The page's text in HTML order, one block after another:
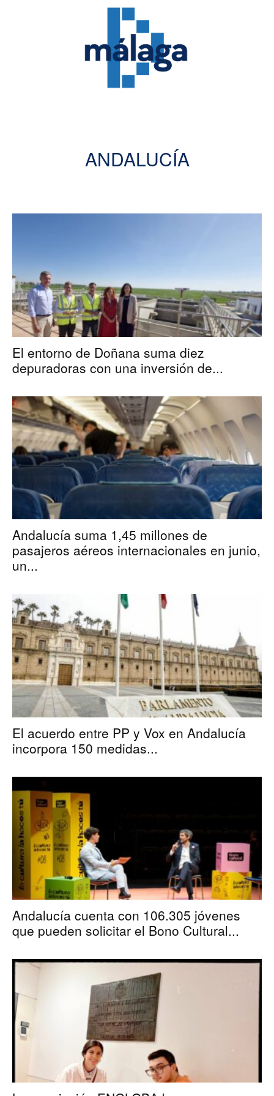
ANDALUCÍA
El entorno de Doñana suma diez
depuradoras con una inversión de...
Andalucía suma 1,45 millones de
pasajeros aéreos internacionales en junio,
un...
El acuerdo entre PP y Vox en Andalucía
incorpora 150 medidas...
Andalucía cuenta con 106.305 jóvenes
que pueden solicitar el Bono Cultural...